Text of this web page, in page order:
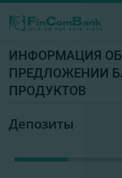
ИНФОРМАЦИЯ
ПРЕДЛОЖЕНИИ
ПРОДУКТОВ
Депозиты